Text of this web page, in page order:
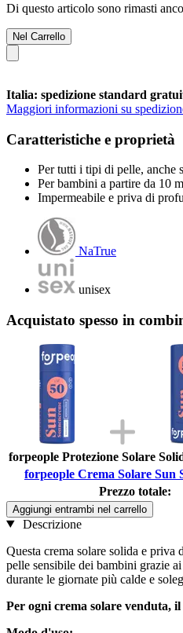
Di questo articolo sono rimasti
Nel Carrello
Italia: spedizione standard
Maggiori informazioni su
Caratteristiche e proprietà
Per tutti i tipi di pelle, anche
Per bambini a partire da 10
Impermeabile e priva di
NaTrue
unisex
Acquistato spesso in
forpeople Protezione Solare
forpeople Crema Solare Sun
Prezzo totale:
Aggiungi entrambi nel carrello
Descrizione
Questa crema solare solida e
pelle sensibile dei bambini grazie
durante le giornate più calde e
Per ogni crema solare venduta,